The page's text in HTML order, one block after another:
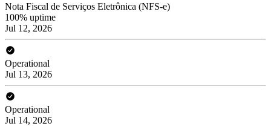
Nota Fiscal de Serviços Eletrônica (NFS-e)
100% uptime
Jul 12, 2026
Operational
Jul 13, 2026
Operational
Jul 14, 2026